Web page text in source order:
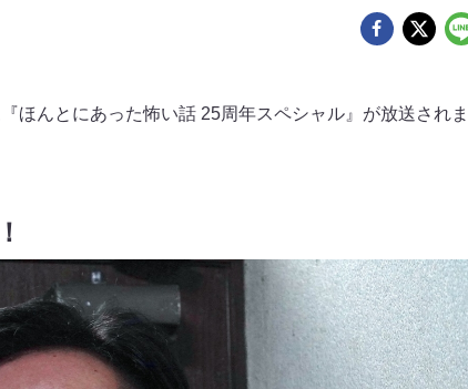
ほんとにあった怖い話 25周年スペシャル』が放送されま